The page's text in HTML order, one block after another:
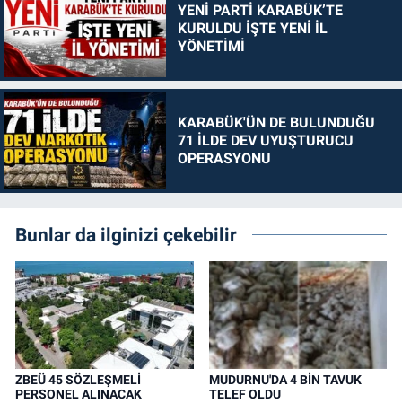
YENİ PARTİ KARABÜK’TE
KURULDU İŞTE YENİ İL
YÖNETİMİ
KARABÜK'ÜN DE BULUNDUĞU
71 İLDE DEV UYUŞTURUCU
OPERASYONU
Bunlar da ilginizi çekebilir
ZBEÜ 45 SÖZLEŞMELİ
PERSONEL ALINACAK
MUDURNU'DA 4 BİN TAVUK
TELEF OLDU